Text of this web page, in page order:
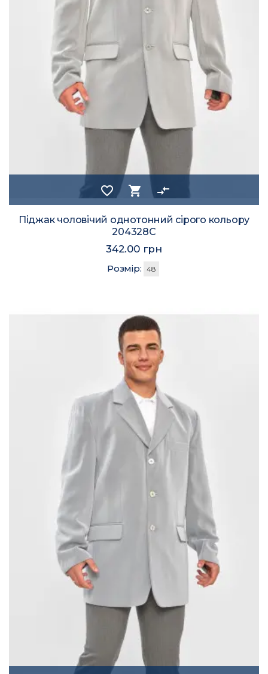
favorite_border shopping_cart compare_arrows
Піджак чоловічий однотонний сірого кольору
204328C
342.00 грн
Розмір: 48